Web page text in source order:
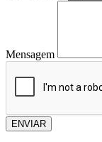
Mensagem
ENVIAR